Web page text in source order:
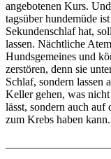
angebotenen Kurs.
tagsüber hundemüde
Sekundenschlaf hat,
lassen. Nächtliche
Hundsgemeines und
zerstören, denn sie
Schlaf, sondern lassen
Keller gehen, was
lässt, sondern auch
zum Krebs haben kann.